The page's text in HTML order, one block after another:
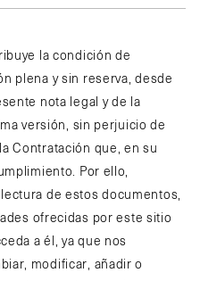
la condición de
plena y sin reserva, desde
nota legal y de la
versión, sin perjuicio de
Contratación que, en su
Por ello,
de estos documentos,
ofrecidas por este sitio
a él, ya que nos
modificar, añadir o